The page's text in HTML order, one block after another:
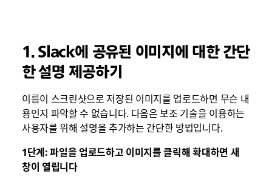
1. Slack에 공유된 이미지에 대한 간단
한 설명 제공하기
이름이 스크린샷으로 저장된 이미지를 업로드하면 무슨 내
용인지 파악할 수 없습니다. 다음은 보조 기술을 이용하는
사용자를 위해 설명을 추가하는 간단한 방법입니다.
1단계: 파일을 업로드하고 이미지를 클릭해 확대하면 새
창이 열립니다